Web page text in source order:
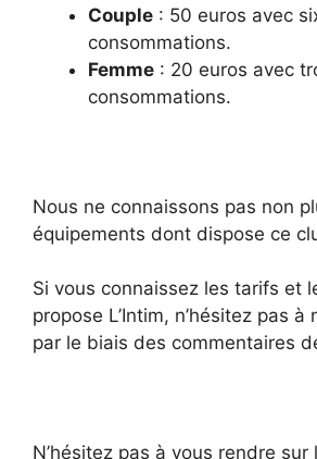
Couple : 50 euros avec
consommations.
Femme : 20 euros avec
consommations.
Nous ne connaissons pas non
équipements dont dispose ce
Si vous connaissez les tarifs et
propose L’Intim, n’hésitez pas
par le biais des commentaires
N’hésitez pas à vous rendre